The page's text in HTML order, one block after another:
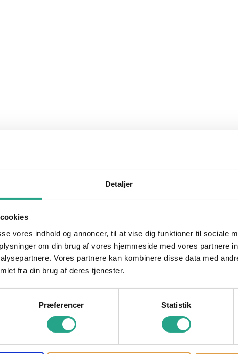
Detaljer
vores indhold og annoncer, til at vise dig funktioner til sociale
om din brug af vores hjemmeside med vores partnere
Vores partnere kan kombinere disse data med
fra din brug af deres tjenester.
Præferencer Statistik